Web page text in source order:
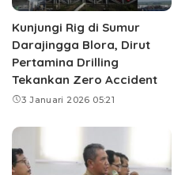
Kunjungi Rig di Sumur
Darajingga Blora, Dirut
Pertamina Drilling
Tekankan Zero Accident
3 Januari 2026 05:21